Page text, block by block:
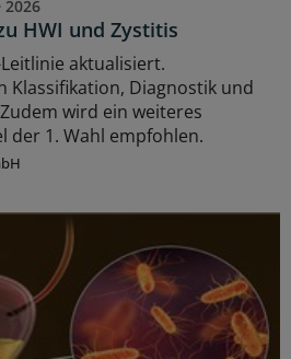
2026
HWI und Zystitis
aktualisiert.
Klassifikation, Diagnostik und
wird ein weiteres
der 1. Wahl empfohlen.